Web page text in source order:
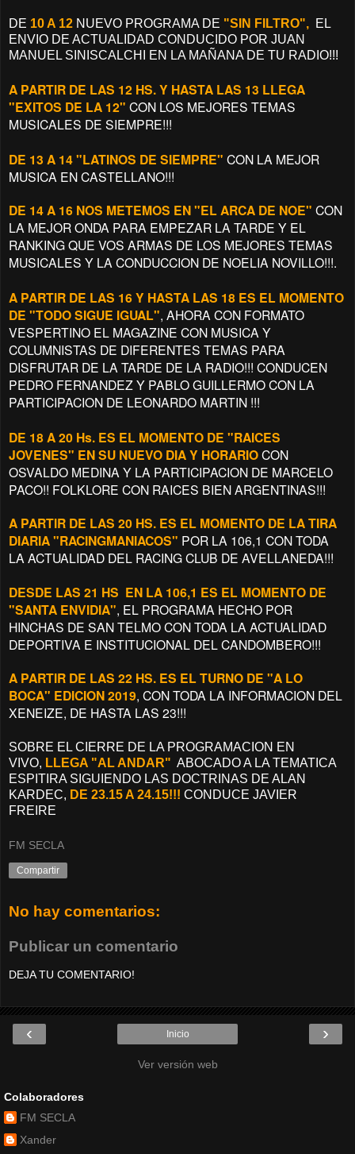
DE 10 A 12 NUEVO PROGRAMA DE "SIN FILTRO", EL
ENVIO DE ACTUALIDAD CONDUCIDO POR JUAN
MANUEL SINISCALCHI EN LA MAÑANA DE TU RADIO!!!
A PARTIR DE LAS 12 HS. Y HASTA LAS 13 LLEGA
"EXITOS DE LA 12" CON LOS MEJORES TEMAS
MUSICALES DE SIEMPRE!!!
DE 13 A 14 "LATINOS DE SIEMPRE" CON LA MEJOR
MUSICA EN CASTELLANO!!!
DE 14 A 16 NOS METEMOS EN "EL ARCA DE NOE" CON
LA MEJOR ONDA PARA EMPEZAR LA TARDE Y EL
RANKING QUE VOS ARMAS DE LOS MEJORES TEMAS
MUSICALES Y LA CONDUCCION DE NOELIA NOVILLO!!!.
A PARTIR DE LAS 16 Y HASTA LAS 18 ES EL MOMENTO
DE "TODO SIGUE IGUAL", AHORA CON FORMATO
VESPERTINO EL MAGAZINE CON MUSICA Y
COLUMNISTAS DE DIFERENTES TEMAS PARA
DISFRUTAR DE LA TARDE DE LA RADIO!!! CONDUCEN
PEDRO FERNANDEZ Y PABLO GUILLERMO CON LA
PARTICIPACION DE LEONARDO MARTIN !!!
DE 18 A 20 Hs. ES EL MOMENTO DE "RAICES
JOVENES" EN SU NUEVO DIA Y HORARIOCON
OSVALDO MEDINA Y LA PARTICIPACION DE MARCELO
PACO!! FOLKLORE CON RAICES BIEN ARGENTINAS!!!
A PARTIR DE LAS 20 HS. ES EL MOMENTO DE LA TIRA
DIARIA "RACINGMANIACOS" POR LA 106,1 CON TODA
LA ACTUALIDAD DEL RACING CLUB DE AVELLANEDA!!!
DESDE LAS 21 HS EN LA 106,1 ES EL MOMENTO DE
"SANTA ENVIDIA", EL PROGRAMA HECHO POR
HINCHAS DE SAN TELMO CON TODA LA ACTUALIDAD
DEPORTIVA E INSTITUCIONAL DEL CANDOMBERO!!!
A PARTIR DE LAS 22 HS. ES EL TURNO DE "A LO
BOCA" EDICION 2019, CON TODA LA INFORMACION DEL
XENEIZE, DE HASTA LAS 23!!!
SOBRE EL CIERRE DE LA PROGRAMACION EN
VIVO, LLEGA "AL ANDAR" ABOCADO A LA TEMATICA
ESPITIRA SIGUIENDO LAS DOCTRINAS DE ALAN
KARDEC, DE 23.15 A 24.15!!! CONDUCE JAVIER
FREIRE
FM SECLA
Compartir
No hay comentarios:
Publicar un comentario
DEJA TU COMENTARIO!
‹ ›
Inicio
Ver versión web
Colaboradores
FM SECLA
Xander